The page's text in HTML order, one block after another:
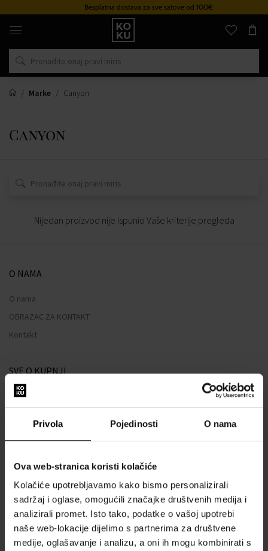
Privola Pojedinosti O nama
Ova web-stranica koristi kolačiće
Kolačiće upotrebljavamo kako bismo personalizirali
sadržaj i oglase, omogućili značajke društvenih medija i
analizirali promet. Isto tako, podatke o vašoj upotrebi
naše web-lokacije dijelimo s partnerima za društvene
medije, oglašavanje i analizu, a oni ih mogu kombinirati s
Besplatna dostava za sve satove od 100€
Originalni
parfemi
satovi
na
mjestu
Marke
Canyon
Canyon
Nijedan proizvod nije ispunio Vaše kriterije pregleda
O NAMA
O nama
OBRAZAC ZA KONTAKT
Kontakt
SVE O KUPNJI
Sustav vjernosti
Način dostave
Kada ću dobiti naručenu robu?
Zašto parfemi i satovi od nas?
Što je tester parfema?
Vodootpornost satova